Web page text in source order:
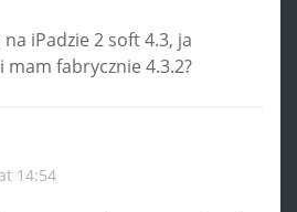
iPadzie 2 soft 4.3, ja
mam fabrycznie 4.3.2?
14:54